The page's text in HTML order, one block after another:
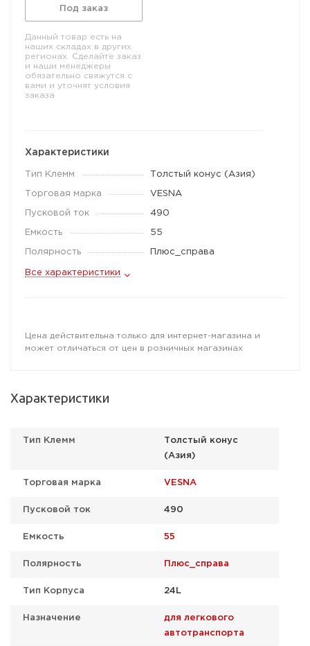
Под заказ
Данный товар есть на
наших складах в других
регионах. Сделайте заказ
и наши менеджеры
обязательно свяжутся с
вами и уточнят условия
заказа
Характеристики
Тип Клемм Толстый конус (Азия)
Торговая марка VESNA
Пусковой ток 490
Емкость 55
Полярность Плюс_справа
Все характеристики
Цена действительна только для интернет-магазина и
может отличаться от цен в розничных магазинах
Характеристики
Тип Клемм
Толстый конус
(Азия)
Торговая марка VESNA
Пусковой ток 490
Емкость 55
Полярность Плюс_справа
Тип Корпуса 24L
Назначение
для легкового
автотранспорта